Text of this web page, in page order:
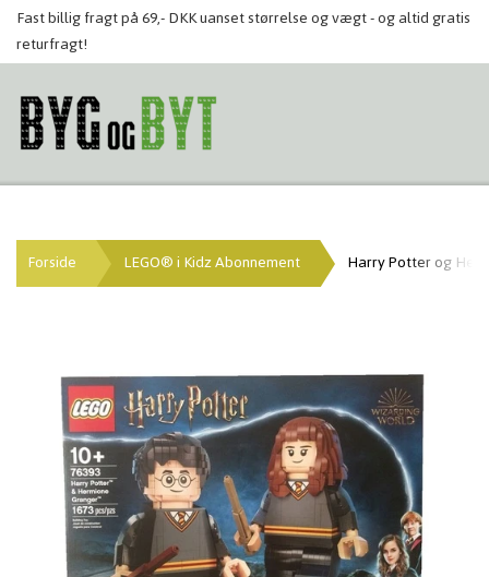
Fast billig fragt på 69,- DKK uanset størrelse og vægt - og altid gratis
returfragt!
Forside LEGO® i Kidz Abonnement Harry Potter og